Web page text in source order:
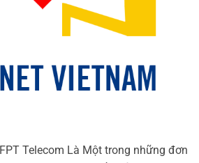
Telecom Là Một trong những đơn